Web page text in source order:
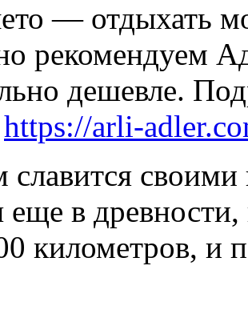
— отдыхать
рекомендуем
дешевле.
https://arli-
славится
еще в
километров, и